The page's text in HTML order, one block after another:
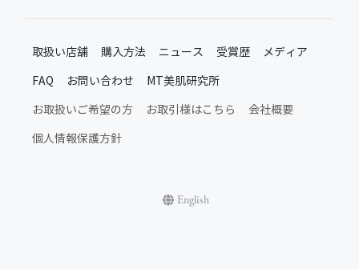
MTメタトロン新製品・限定品
施術後のスキンケア
ムーンアッププロダクト
取扱い店舗 購入方法 ニュース 受賞歴 メディア
FAQ お問い合わせ MT美肌研究所
お取扱いご希望の方 お取引様はこちら 会社概要
個人情報保護方針
English